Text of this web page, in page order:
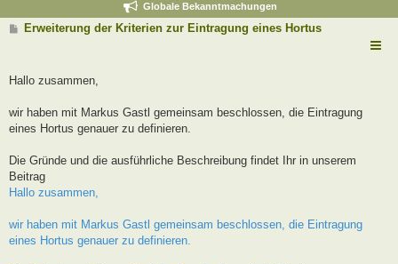
Globale Bekanntmachungen
B
r
Erweiterung der Kriterien zur Eintragung eines Hortus
Hallo zusammen,
wir haben mit Markus Gastl gemeinsam beschlossen, die Eintragung
eines Hortus genauer zu definieren.
Die Gründe und die ausführliche Beschreibung findet Ihr in unserem
Beitrag
Hallo zusammen,
wir haben mit Markus Gastl gemeinsam beschlossen, die Eintragung
eines Hortus genauer zu definieren.